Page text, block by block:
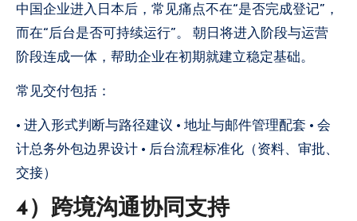
中国企业进入日本后，常见痛点不在“是否完成登记”，
而在“后台是否可持续运行”。 朝日将进入阶段与运营
阶段连成一体，帮助企业在初期就建立稳定基础。
常见交付包括：
• 进入形式判断与路径建议 • 地址与邮件管理配套 • 会
计总务外包边界设计 • 后台流程标准化（资料、审批、
交接）
4）跨境沟通协同支持